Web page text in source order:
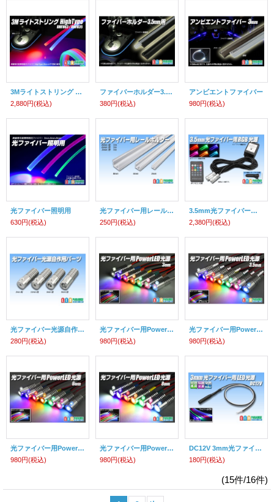
3Mライトストリング High Type
2,880円(税込)
ファイバーホルダー3.5mm用
380円(税込)
アンビエントファイバー
980円(税込)
光ファイバー照明用
630円(税込)
光ファイバー用レールホルダー
250円(税込)
3.5mm光ファイバー用RGB光源
2,380円(税込)
光ファイバー光源自作用パーツ
280円(税込)
光ファイバー用PowerLED光源 3mm
980円(税込)
光ファイバー用PowerLED光源 3.5mm
980円(税込)
光ファイバー用PowerLED光源 6mm
980円(税込)
光ファイバー用PowerLED光源 8mm
980円(税込)
DC12V 3mm光ファイバー用LED光源
180円(税込)
(15件/16件)